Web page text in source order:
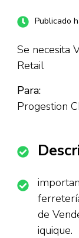
Publicado
Se necesita
Retail
Para:
Progestion
de
iquique.